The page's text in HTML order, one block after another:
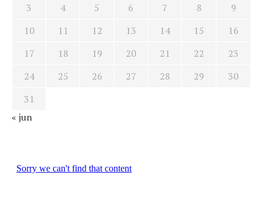
3
4 5 6 7 8
9
10
11 12 13 14 15
16
17
18 19 20 21 22
23
24
25 26 27 28 29
30
31
« jun